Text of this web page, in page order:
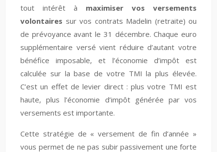
tout intérêt à maximiser vos versements
volontaires sur vos contrats Madelin (retraite) ou
de prévoyance avant le 31 décembre. Chaque euro
supplémentaire versé vient réduire d’autant votre
bénéfice imposable, et l’économie d’impôt est
calculée sur la base de votre TMI la plus élevée.
C’est un effet de levier direct : plus votre TMI est
haute, plus l’économie d’impôt générée par vos
versements est importante.
Cette stratégie de « versement de fin d’année »
vous permet de ne pas subir passivement une forte